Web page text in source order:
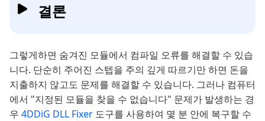
결론
그렇게하면 숨겨진 모듈에서 컴파일 오류를 해결할 수 있습
니다. 단순히 주어진 스텝을 주의 깊게 따르기만 하면 돈을
지출하지 않고도 문제를 해결할 수 있습니다. 그러나 컴퓨터
에서 "지정된 모듈을 찾을 수 없습니다" 문제가 발생하는 경
우 4DDiG DLL Fixer 도구를 사용하여 몇 분 안에 복구할 수